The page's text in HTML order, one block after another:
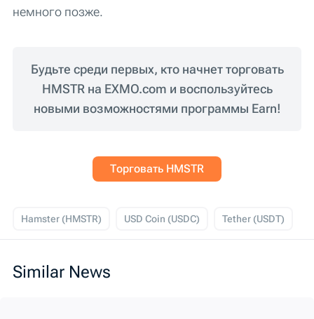
немного позже.
Будьте среди первых, кто начнет торговать
HMSTR на EXMO.com и воспользуйтесь
новыми возможностями программы Earn!
Торговать HMSTR
Hamster (HMSTR) USD Coin (USDC) Tether (USDT)
Similar News